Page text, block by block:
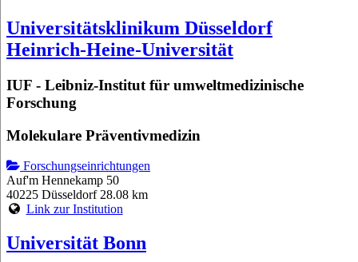
Universitätsklinikum Düsseldorf
Heinrich-Heine-Universität
IUF - Leibniz-Institut für umweltmedizinische
Forschung
Molekulare Präventivmedizin
Forschungseinrichtungen
Auf'm Hennekamp 50
40225 Düsseldorf 28.08 km
Link zur Institution
Universität Bonn